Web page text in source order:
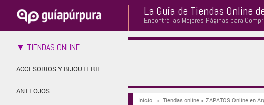
La Guía de Tiendas Online
Encontrá las Mejores Páginas para
▼ TIENDAS ONLINE
ACCESORIOS Y BIJOUTERIE
ANTEOJOS
Inicio> Tiendas online > ZAPATOS Online en